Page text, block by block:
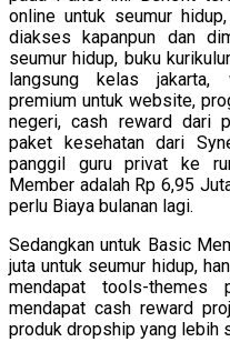
online untuk seumur
diakses kapanpun dan
seumur hidup, buku
langsung kelas jakarta,
premium untuk website,
negeri, cash reward dari
paket kesehatan dari
panggil guru privat ke
Member adalah Rp 6,95
perlu Biaya bulanan lagi.
Sedangkan untuk Basic
juta untuk seumur hidup,
mendapat tools-themes
mendapat cash reward
produk dropship yang lebih